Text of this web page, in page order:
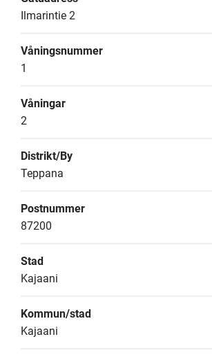
Ilmarintie 2
Våningsnummer
1
Våningar
2
Distrikt/By
Teppana
Postnummer
87200
Stad
Kajaani
Kommun/stad
Kajaani